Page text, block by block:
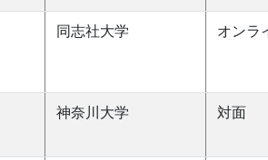
同志社大学 オンラ
神奈川大学 対面